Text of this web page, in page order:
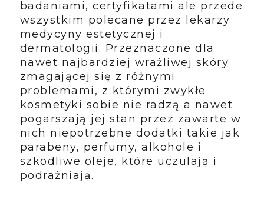
badaniami, certyfikatami ale przede
wszystkim polecane przez lekarzy
medycyny estetycznej i
dermatologii. Przeznaczone dla
nawet najbardziej wrażliwej skóry
zmagającej się z różnymi
problemami, z którymi zwykłe
kosmetyki sobie nie radzą a nawet
pogarszają jej stan przez zawarte w
nich niepotrzebne dodatki takie jak
parabeny, perfumy, alkohole i
szkodliwe oleje, które uczulają i
podrażniają.